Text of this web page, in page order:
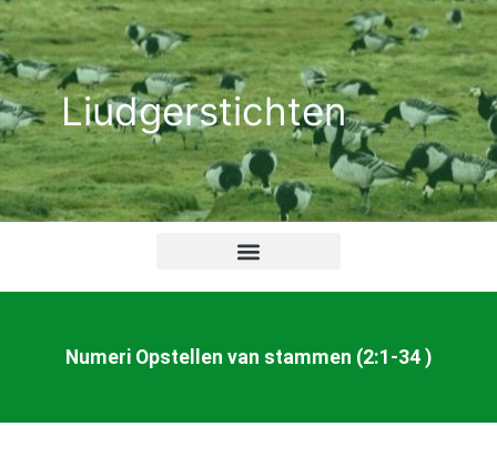
Ga
naar
de
inhoudLiudgerstichten
Numeri Opstellen van stammen (2:1-34 )